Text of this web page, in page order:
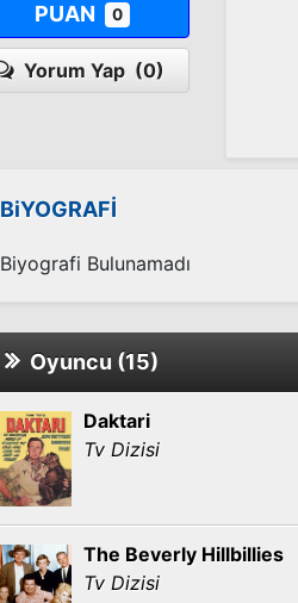
PUAN 0
Yorum Yap (0)
BiYOGRAFİ
Biyografi Bulunamadı
Oyuncu (15)
Daktari
Tv Dizisi
The Beverly Hillbillies
Tv Dizisi